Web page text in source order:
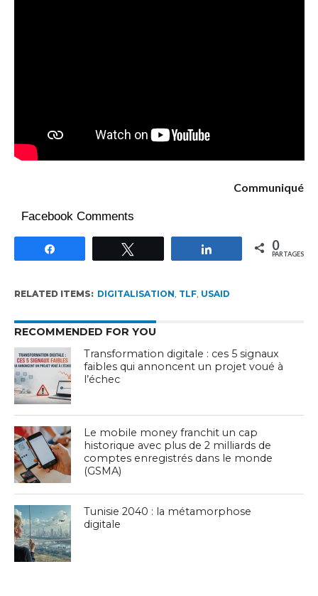
Communiqué
Facebook Comments
Partagez 0
PARTAGES
RELATED ITEMS: DIGITALISATION TLF, USAID
RECOMMENDED FOR YOU
Transformation digitale : ces 5 signaux
faibles qui annoncent un projet voué à
l’échec
Le mobile money franchit un cap
historique avec plus de 2 milliards de
comptes enregistrés dans le monde
(GSMA)
Tunisie 2040 : la métamorphose
digitale